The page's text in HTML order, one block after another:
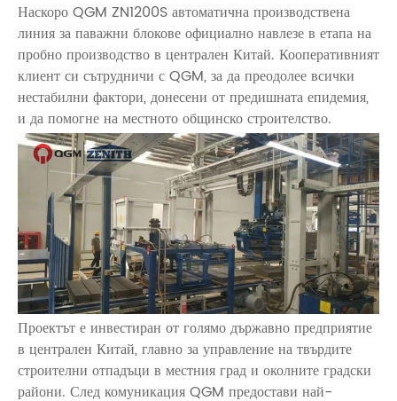
Наскоро QGM ZN1200S автоматична производствена
линия за паважни блокове официално навлезе в етапа на
пробно производство в централен Китай. Кооперативният
клиент си сътрудничи с QGM, за да преодолее всички
нестабилни фактори, донесени от предишната епидемия,
и да помогне на местното общинско строителство.
Проектът е инвестиран от голямо държавно предприятие
в централен Китай, главно за управление на твърдите
строителни отпадъци в местния град и околните градски
райони. След комуникация QGM предостави най-